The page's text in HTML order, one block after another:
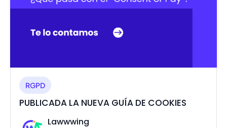
RGPD
PUBLICADA LA NUEVA GUÍA DE COOKIES
Lawwwing